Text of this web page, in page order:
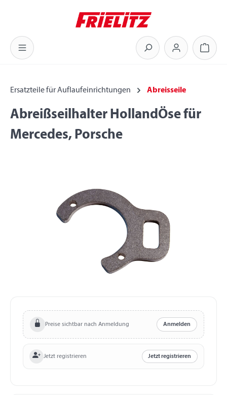
Zum Hauptinhalt springen
Ersatzteile für Auflaufeinrichtungen Abreisseile
Abreißseilhalter HollandÖse für
Mercedes, Porsche
Preise sichtbar nach Anmeldung Anmelden
Jetzt registrieren Jetzt registrieren